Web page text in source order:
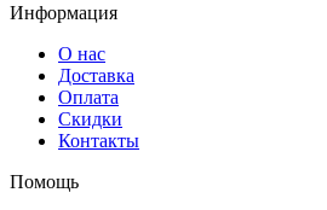
Информация
О нас
Доставка
Оплата
Скидки
Контакты
Помощь